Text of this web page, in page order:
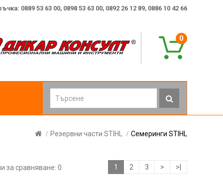
0889 53 63 00, 0898 53 63 00, 0892 26 12 89, 0886 10 42 66
0
Резервни части STIHL Семеринги STIHL
за сравняване: 0 1 2 3 > >|